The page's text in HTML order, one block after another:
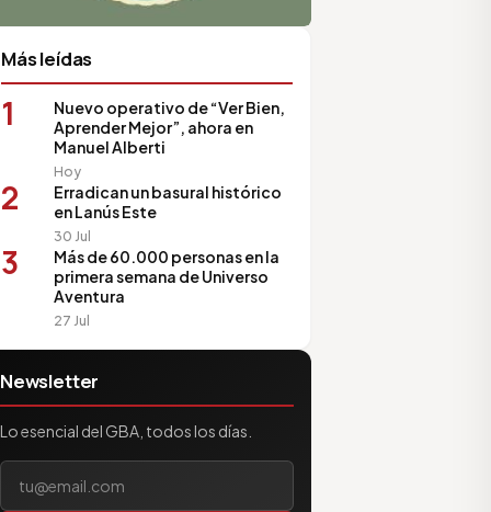
Más leídas
1
Nuevo operativo de “Ver Bien,
Aprender Mejor”, ahora en
Manuel Alberti
Hoy
2
Erradican un basural histórico
en Lanús Este
30 Jul
3
Más de 60.000 personas en la
primera semana de Universo
Aventura
27 Jul
Newsletter
Lo esencial del GBA, todos los días.